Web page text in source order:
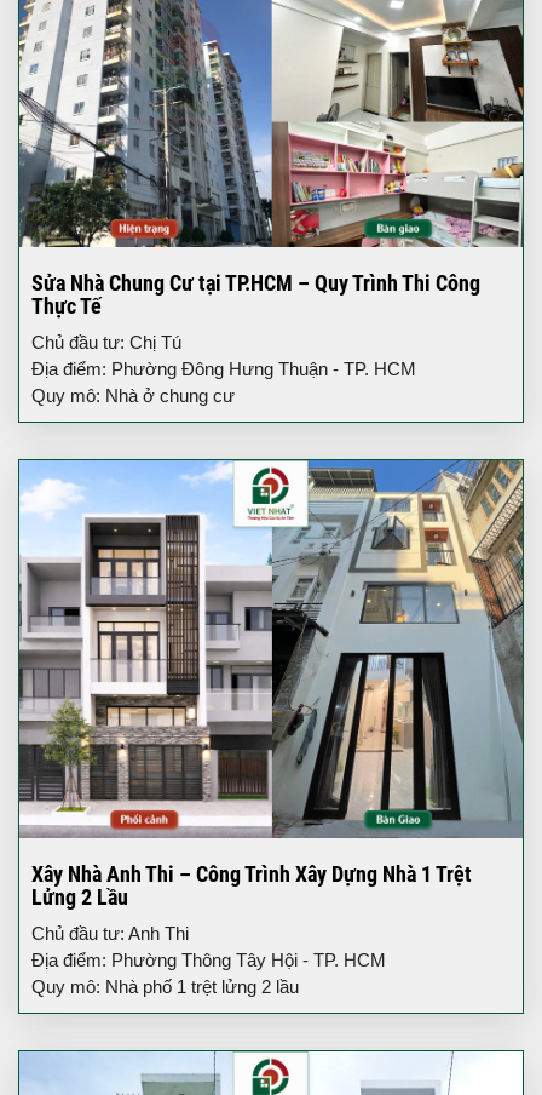
Sửa Nhà Chung Cư tại TP.HCM – Quy Trình Thi Công
Thực Tế
Chủ đầu tư: Chị Tú
Địa điểm: Phường Đông Hưng Thuận - TP. HCM
Quy mô: Nhà ở chung cư
Xây Nhà Anh Thi – Công Trình Xây Dựng Nhà 1 Trệt
Lửng 2 Lầu
Chủ đầu tư: Anh Thi
Địa điểm: Phường Thông Tây Hội - TP. HCM
Quy mô: Nhà phố 1 trệt lửng 2 lầu